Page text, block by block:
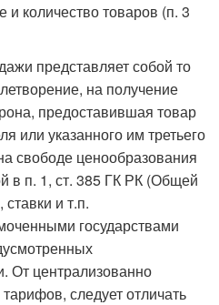
количество товаров (п. 3
представляет собой то
на получение
предоставившая товар
или указанного им третьего
свободе ценообразования
в п. 1, ст. 385 ГК РК (Общей
и т.п.
государствами
От централизованно
следует отличать